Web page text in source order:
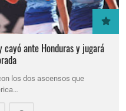
ante Honduras y jugará
los dos ascensos que